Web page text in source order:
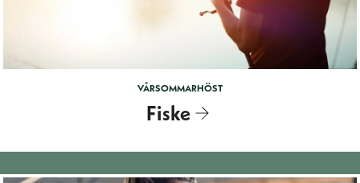
VÅRSOMMARHÖST
Fiske